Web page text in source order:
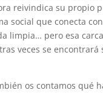
reivindica su propio
social que conecta
limpia… pero esa
veces se
os contamos qué